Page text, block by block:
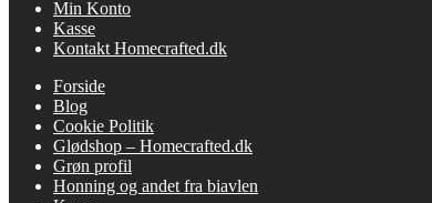
Min Konto
Kasse
Kontakt Homecrafted.dk
Forside
Blog
Cookie Politik
Glødshop – Homecrafted.dk
Grøn profil
Honning og andet fra biavlen